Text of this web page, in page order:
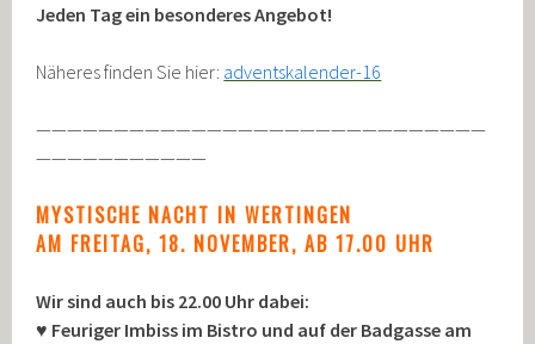
Jeden Tag ein besonderes Angebot!
Näheres finden Sie hier: adventskalender-16
—————————————————————————————
———————————
MYSTISCHE NACHT IN WERTINGEN
AM FREITAG, 18. NOVEMBER, AB 17.00 UHR
Wir sind auch bis 22.00 Uhr dabei:
♥ Feuriger Imbiss im Bistro und auf der Badgasse am